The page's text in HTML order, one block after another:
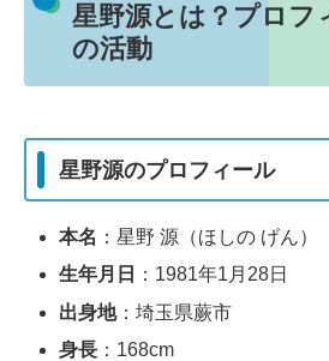
星野源とは？プロフ
の活動
星野源のプロフィール
本名 ：星野 源（ほしの げん）
生年月日
：1981年1月28日
出身地：埼玉県蕨市
身長 ：168cm